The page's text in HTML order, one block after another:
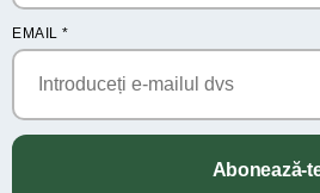
EMAIL *
Abonează-